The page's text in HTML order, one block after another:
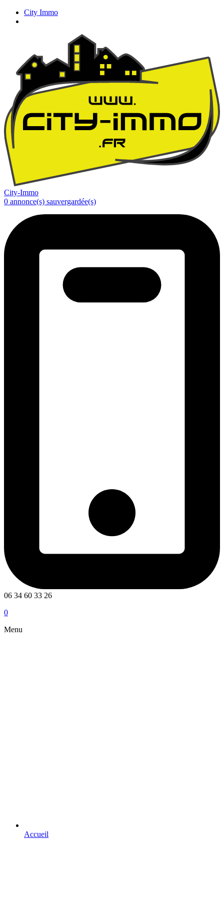
City Immo
City-Immo
0 annonce(s) sauvergardée(s)
06 34 60 33 26
0
Menu
Accueil